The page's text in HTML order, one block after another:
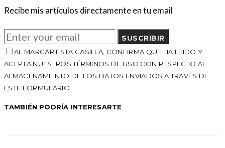
Recibe mis artículos directamente en tu email
SUSCRIBIR
AL MARCAR ESTA CASILLA, CONFIRMA QUE HA LEÍDO Y
ACEPTA NUESTROS TÉRMINOS DE USO CON RESPECTO AL
ALMACENAMIENTO DE LOS DATOS ENVIADOS A TRAVÉS DE
ESTE FORMULARIO.
TAMBIÉN PODRÍA INTERESARTE